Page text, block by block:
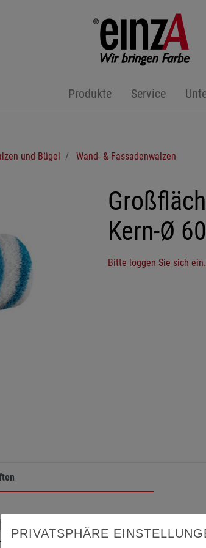
Produkte Service
und Bügel Wand- & Fassadenwalzen
Kern-Ø
Bitte loggen Sie sich ein.
DuraSTAR® 21, Kern-Ø
21 wurde für den Farbauftrag von Wand- und
PRIVATSPHÄRE